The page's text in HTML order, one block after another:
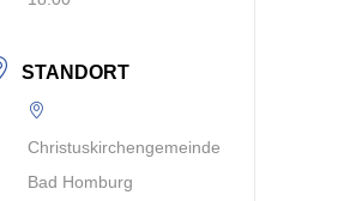
STANDORT
Christuskirchengemeinde
Bad Homburg